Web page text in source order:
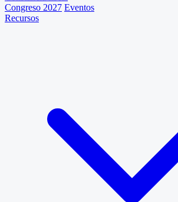
Congreso 2027 Eventos
Recursos